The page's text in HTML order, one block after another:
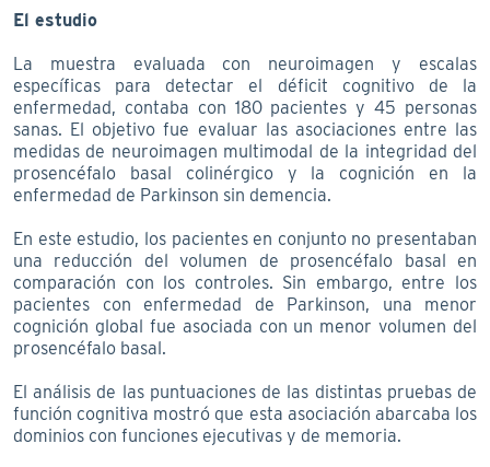
El estudio
La muestra evaluada con neuroimagen y escalas
específicas para detectar el déficit cognitivo de la
enfermedad, contaba con 180 pacientes y 45 personas
sanas. El objetivo fue evaluar las asociaciones entre las
medidas de neuroimagen multimodal de la integridad del
prosencéfalo basal colinérgico y la cognición en la
enfermedad de Parkinson sin demencia.
En este estudio, los pacientes en conjunto no presentaban
una reducción del volumen de prosencéfalo basal en
comparación con los controles. Sin embargo, entre los
pacientes con enfermedad de Parkinson, una menor
cognición global fue asociada con un menor volumen del
prosencéfalo basal.
El análisis de las puntuaciones de las distintas pruebas de
función cognitiva mostró que esta asociación abarcaba los
dominios con funciones ejecutivas y de memoria.